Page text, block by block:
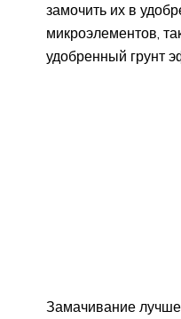
замочить их в
микроэлементов,
удобренный грунт
Замачивание